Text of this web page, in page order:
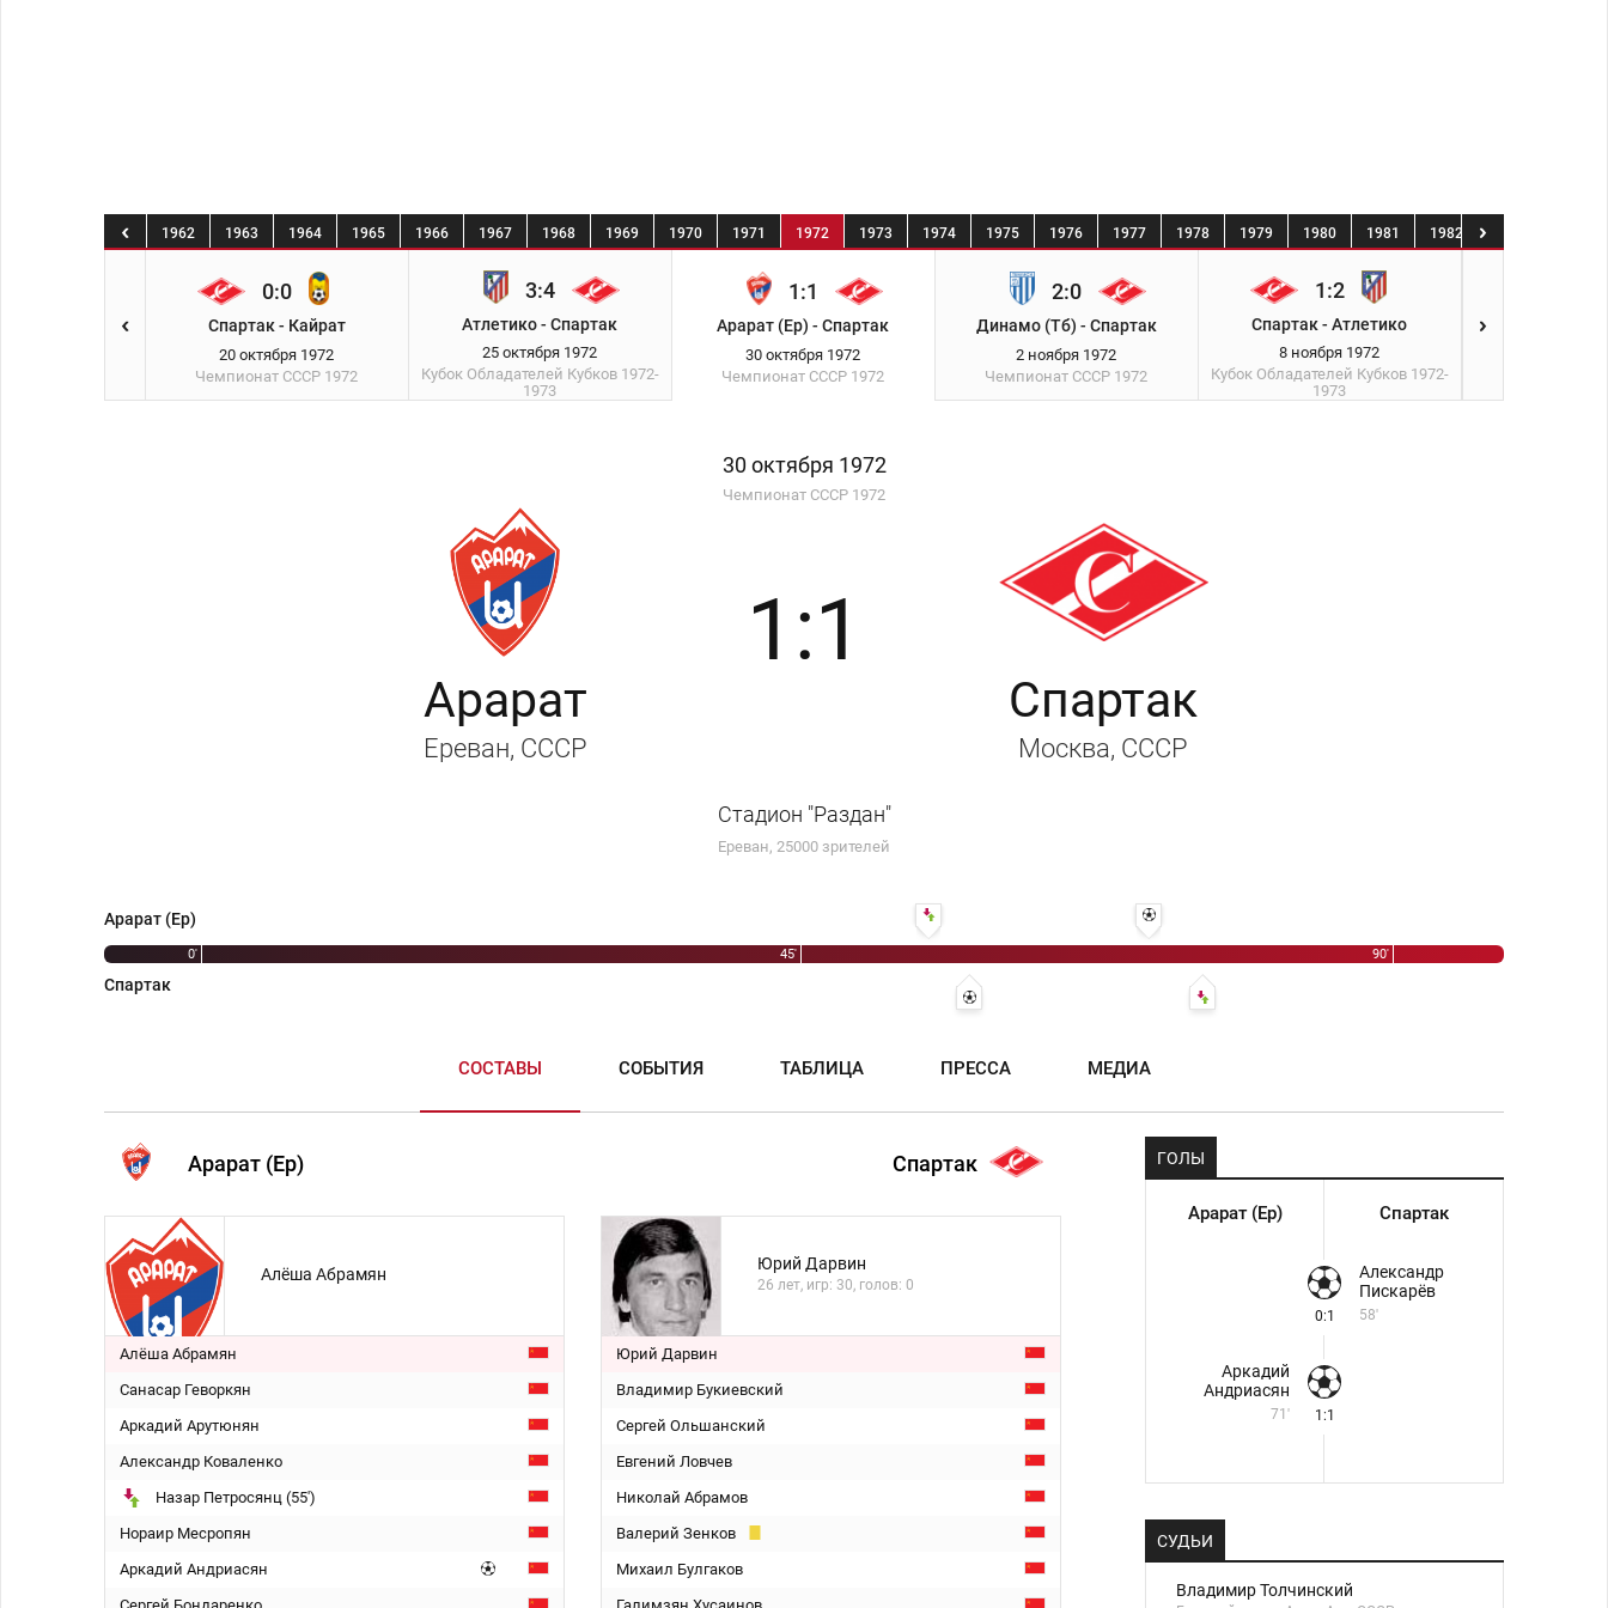
1961 1962 1963 1964 1965 1966 1967 1968 1969 1970 1971 1972 1973 1974 1975 1976 1977 1978 1979 1980 1981 1982
0:0
Спартак - Кайрат
20 октября 1972
Чемпионат СССР 1972
3:4
Атлетико - Спартак
25 октября 1972
Кубок Обладателей Кубков 1972-
1973
1:1
Арарат (Ер) - Спартак
30 октября 1972
Чемпионат СССР 1972
2:0
Динамо (Тб) - Спартак
2 ноября 1972
Чемпионат СССР 1972
1:2
Спартак - Атлетико
8 ноября 1972
Кубок Обладателей Кубков 1972-
1973
30 октября 1972
Чемпионат СССР 1972
Арарат
Ереван, СССР
1:1
Спартак
Москва, СССР
Стадион "Раздан"
Ереван, 25000 зрителей
0' 45' 90'
Арарат (Ер)
Спартак
55' Александр Коваленко - Назар Петросянц
СОСТАВЫ СОБЫТИЯ ТАБЛИЦА ПРЕССА МЕДИА
Арарат (Ер) Спартак
Алёша Абрамян
Алёша Абрамян
Санасар Геворкян
Аркадий Арутюнян
Александр Коваленко
Назар Петросянц (55')
Нораир Месропян
Аркадий Андриасян
Юрий Дарвин
26 лет, игр: 30, голов: 0
Юрий Дарвин
Владимир Букиевский
Сергей Ольшанский
Евгений Ловчев
Николай Абрамов
Валерий Зенков
Михаил Булгаков
ГОЛЫ
Арарат (Ер) Спартак
0:1
Александр
Пискарёв
58'
Аркадий
Андриасян
71' 1:1
СУДЬИ
Владимир Толчинский